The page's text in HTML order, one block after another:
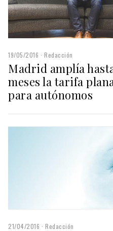
19/05/2016 Redacción
Madrid amplía
meses la tarifa
para autónomos
21/04/2016 Redacción